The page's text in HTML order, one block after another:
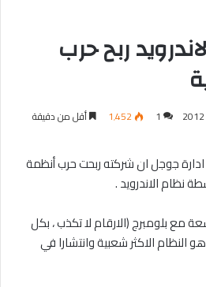
ربح حرب
1 1٬452 أقل من دقيقة
جوجل ان شركته ربحت حرب أنظمة
نظام الاندرويد .
بلومبرج (الارقام لا تكذب ، بكل
النظام الاكثر شعبية وانتشارا في